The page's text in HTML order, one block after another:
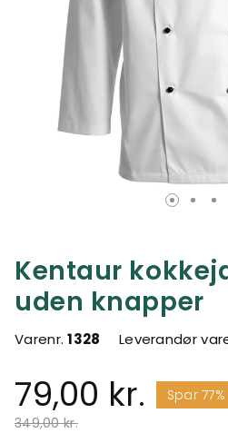
Kentaur
uden knapper
Varenr.1328 Leverandør
79,00 kr.
Spar 77%
Pris nedsat fra
349,00 kr.til